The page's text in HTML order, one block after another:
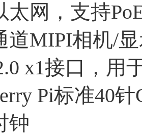
太网，支持
道MIPI相机/
x1接口，用
Pi标准40
钟